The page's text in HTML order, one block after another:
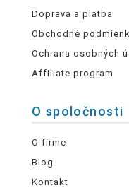
Doprava a platba
Obchodné
Ochrana osobných
Affiliate program
O spoločnosti
O firme
Blog
Kontakt